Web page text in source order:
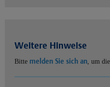
Weitere Hinweise
Bitte melden Sie sich an, um